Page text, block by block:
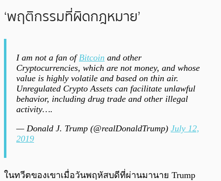
‘พฤติกรรมที่ผิดกฎหมาย’
I am not a fan ofBitcoin and other
Cryptocurrencies, which are not money, and whose
value is highly volatile and based on thin air.
Unregulated Crypto Assets can facilitate unlawful
behavior, including drug trade and other illegal
activity….
— Donald J. Trump (@realDonaldTrump) July 12,
2019
ในทวีตของเขาเมื่อวันพฤหัสบดีที่ผ่านมานาย Trump